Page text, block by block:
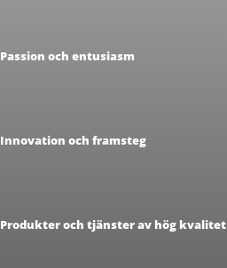
Passion och entusiasm
Innovation och framsteg
Produkter och tjänster av hög kvalitet